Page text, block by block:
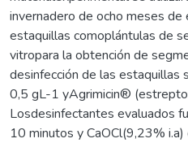
invernadero de ocho meses de
estaquillas comoplántulas de
vitropara la obtención de
desinfección de las
0,5 gL-1 yAgrimicin®
Losdesinfectantes evaluados
10 minutos y CaOCl(9,23%